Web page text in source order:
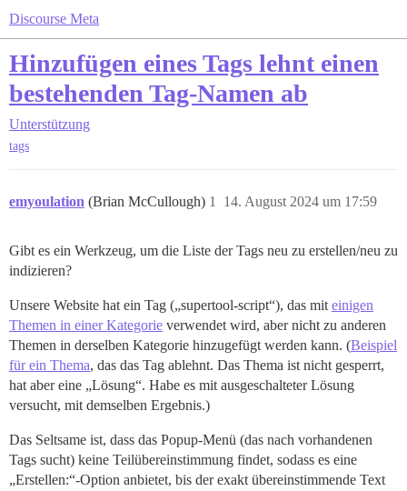
Discourse Meta
Hinzufügen eines Tags lehnt einen
bestehenden Tag-Namen ab
Unterstützung
tags
emyoulation (Brian McCullough) 14. August 2024 um 17:59
1
Gibt es ein Werkzeug, um die Liste der Tags neu zu erstellen/neu zu
indizieren?
Unsere Website hat ein Tag („supertool-script“), das mit einigen
Themen in einer Kategorie verwendet wird, aber nicht zu anderen
Themen in derselben Kategorie hinzugefügt werden kann. (Beispiel
für ein Thema, das das Tag ablehnt. Das Thema ist nicht gesperrt,
hat aber eine „Lösung“. Habe es mit ausgeschalteter Lösung
versucht, mit demselben Ergebnis.)
Das Seltsame ist, dass das Popup-Menü (das nach vorhandenen
Tags sucht) keine Teilübereinstimmung findet, sodass es eine
„Erstellen:“-Option anbietet, bis der exakt übereinstimmende Text